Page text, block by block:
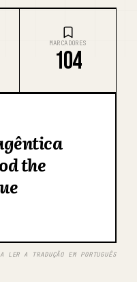
MARCADORES
104
the
LER A TRADUÇÃO EM PORTUGUÊS